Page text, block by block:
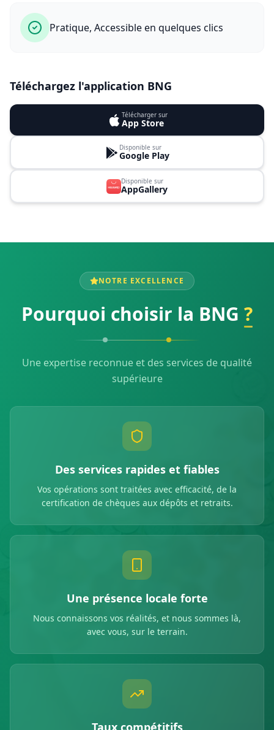
Pratique, Accessible en quelques clics
Téléchargez l'application BNG
Télécharger sur
App Store
Disponible sur
Google Play
Disponible sur
AppGallery
NOTRE EXCELLENCE
Pourquoi choisir la BNG ?
Une expertise reconnue et des services de qualité
supérieure
Des services rapides et fiables
Vos opérations sont traitées avec efficacité, de la
certification de chèques aux dépôts et retraits.
Une présence locale forte
Nous connaissons vos réalités, et nous sommes là,
avec vous, sur le terrain.
Taux compétitifs